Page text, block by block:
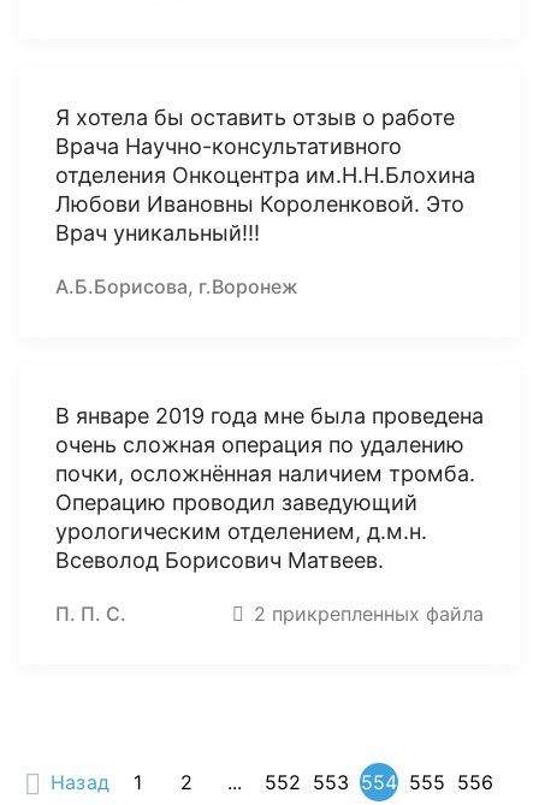
Я хотела бы оставить отзыв о работе
Врача Научно-консультативного
отделения Онкоцентра им.Н.Н.Блохина
Любови Ивановны Короленковой. Это
Врач уникальный!!!
А.Б.Борисова, г.Воронеж
В январе 2019 года мне была проведена
очень сложная операция по удалению
почки, осложнённая наличием тромба.
Операцию проводил заведующий
урологическим отделением, д.м.н.
Всеволод Борисович Матвеев.
П. П. С. 2 прикрепленных файла
Назад 1 2 ... 552 553 554 555 556